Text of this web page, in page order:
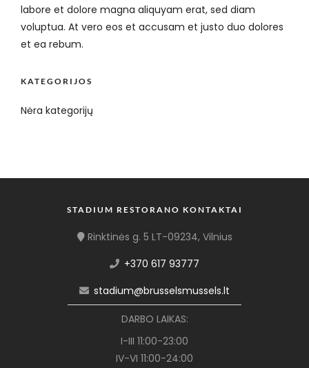
labore et dolore magna aliquyam erat, sed diam
voluptua. At vero eos et accusam et justo duo dolores
et ea rebum.
KATEGORIJOS
Nėra kategorijų
STADIUM RESTORANO KONTAKTAI
Rinktinės g. 5 LT-09234, Vilnius
+370 617 93777
stadium@brusselsmussels.lt
DARBO LAIKAS:
I-III 11:00-23:00
IV-VI 11:00-24:00